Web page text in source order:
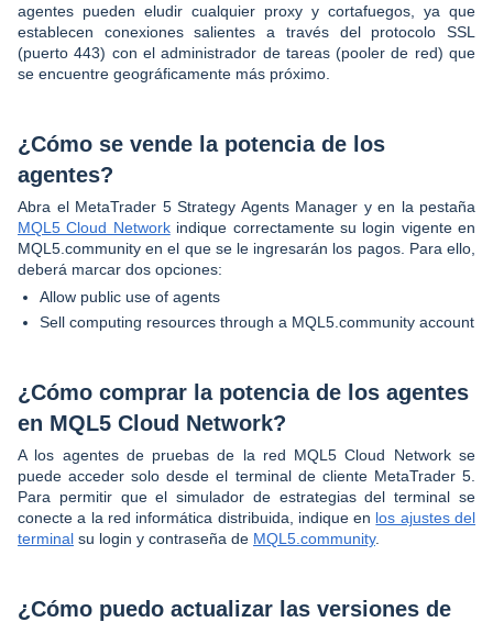
agentes pueden eludir cualquier proxy y cortafuegos, ya que
establecen conexiones salientes a través del protocolo SSL
(puerto 443) con el administrador de tareas (pooler de red) que
se encuentre geográficamente más próximo.
¿Cómo se vende la potencia de los
agentes?
Abra el MetaTrader 5 Strategy Agents Manager y en la pestaña
MQL5 Cloud Networkindique correctamente su login vigente en
MQL5.community en el que se le ingresarán los pagos. Para ello,
deberá marcar dos opciones:
Allow public use of agents
Sell computing resources through a MQL5.community account
¿Cómo comprar la potencia de los agentes
en MQL5 Cloud Network?
A los agentes de pruebas de la red MQL5 Cloud Network se
puede acceder solo desde el terminal de cliente MetaTrader 5.
Para permitir que el simulador de estrategias del terminal se
conecte a la red informática distribuida, indique en los ajustes del
terminal su login y contraseña de MQL5.community.
¿Cómo puedo actualizar las versiones de